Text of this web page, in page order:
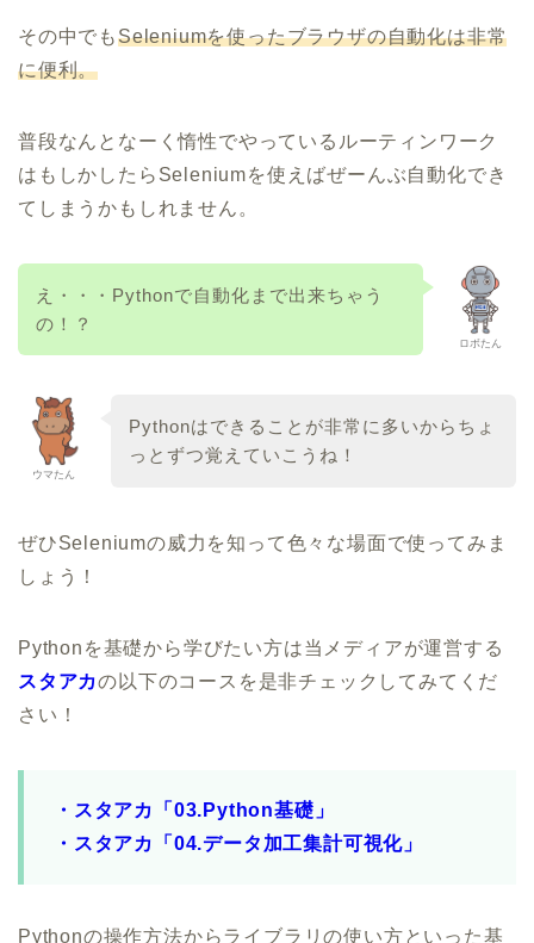
その中でもSeleniumを使ったブラウザの自動化は非常
に便利。
普段なんとなーく惰性でやっているルーティンワーク
はもしかしたらSeleniumを使えばぜーんぶ自動化でき
てしまうかもしれません。
ロボたん
え・・・Pythonで自動化まで出来ちゃう
の！？
ウマたん
Pythonはできることが非常に多いからちょ
っとずつ覚えていこうね！
ぜひSeleniumの威力を知って色々な場面で使ってみま
しょう！
Pythonを基礎から学びたい方は当メディアが運営する
スタアカの以下のコースを是非チェックしてみてくだ
さい！
・ スタアカ「03.Python基礎」
・ スタアカ「04.データ加工集計可視化」
Pythonの操作方法からライブラリの使い方といった基